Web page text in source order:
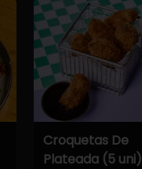
Croquetas De
Plateada (5 uni)